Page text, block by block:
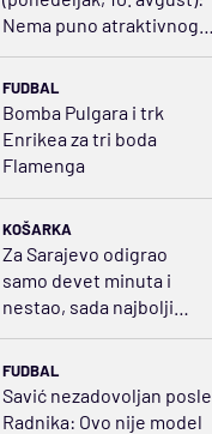
Nema puno atraktivnog
FUDBAL
Bomba Pulgara i trk
Enrikea za tri boda
Flamenga
KOŠARKA
Za Sarajevo odigrao
samo devet minuta i
nestao, sada najbolji
napadač u Brazilu
FUDBAL
Savić nezadovoljan posle
Radnika: Ovo nije model